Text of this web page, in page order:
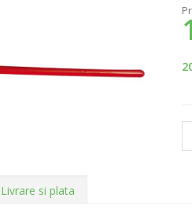
Livrare si plata